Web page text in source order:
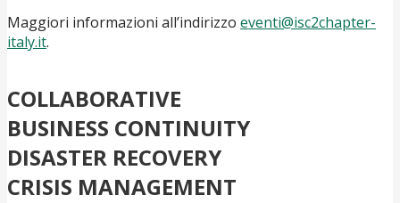
Maggiori informazioni all’indirizzo eventi@isc2chapter-
italy.it.
COLLABORATIVE
BUSINESS CONTINUITY
DISASTER RECOVERY
CRISIS MANAGEMENT